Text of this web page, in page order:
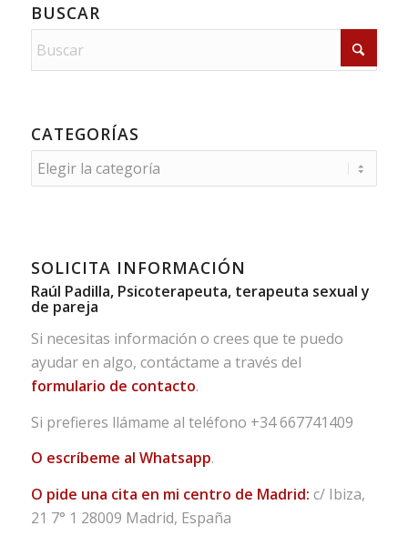
BUSCAR
CATEGORÍAS
Categorías
SOLICITA INFORMACIÓN
Raúl Padilla, Psicoterapeuta, terapeuta sexual y
de pareja
Si necesitas información o crees que te puedo
ayudar en algo, contáctame a través del
formulario de contacto.
Si prefieres llámame al teléfono +34 667741409
O escríbeme al Whatsapp.
O pide una cita en mi centro de Madrid: c/ Ibiza,
21 7° 1 28009 Madrid, España